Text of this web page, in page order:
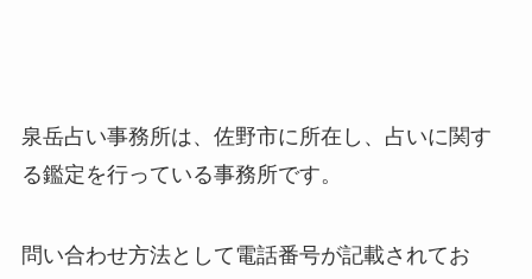
泉岳占い事務所は、佐野市に所在し、占いに関す
る鑑定を行っている事務所です。
問い合わせ方法として電話番号が記載されてお